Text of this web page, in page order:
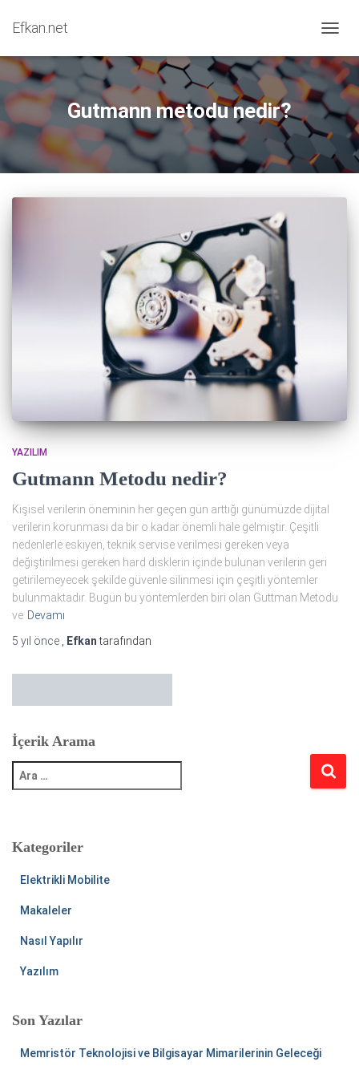
Efkan.net
Gutmann metodu nedir?
YAZILIM
Gutmann Metodu nedir?
Kişisel verilerin öneminin her geçen gün arttığı günümüzde dijital
verilerin korunması da bir o kadar önemli hale gelmiştir. Çeşitli
nedenlerle eskiyen, teknik servise verilmesi gereken veya
değiştirilmesi gereken hard disklerin içinde bulunan verilerin geri
getirilemeyecek şekilde güvenle silinmesi için çeşitli yöntemler
bulunmaktadır. Bugün bu yöntemlerden biri olan Guttman Metodu
ve Devamı
5 yıl önce Efkantarafından
İçerik Arama
:Kategoriler
Elektrikli Mobilite
Makaleler
Nasıl Yapılır
Yazılım
Son Yazılar
Memristör Teknolojisi ve Bilgisayar Mimarilerinin Geleceği